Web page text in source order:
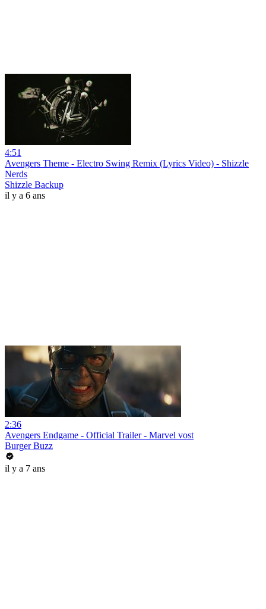
4:51
Avengers Theme - Electro Swing Remix (Lyrics Video) - Shizzle
Nerds
Shizzle Backup
il y a 6 ans
2:36
Avengers Endgame - Official Trailer - Marvel vost
Burger Buzz
il y a 7 ans